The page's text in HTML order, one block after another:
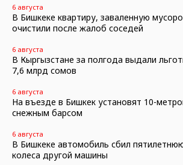
6 августа
В Бишкеке квартиру, заваленную
очистили после жалоб соседей
6 августа
В Кыргызстане за полгода выдали
7,6 млрд сомов
6 августа
На въезде в Бишкек установят 10-
снежным барсом
6 августа
В Бишкеке автомобиль сбил
колеса другой машины